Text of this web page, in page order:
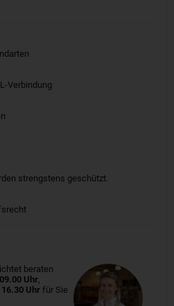
Verbindung
strengstens geschützt.
beraten
Uhr,
Uhr für Sie